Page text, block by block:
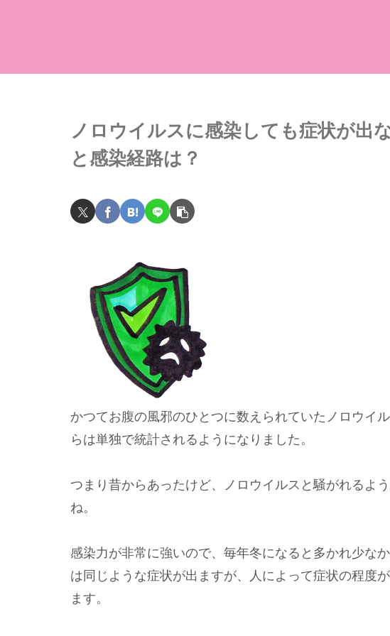
ノロウイルスに感染しても症状が出
と感染経路は？
かつてお腹の風邪のひとつに数えられていたノロウイ
らは単独で統計されるようになりました。
つまり昔からあったけど、ノロウイルスと騒がれるよ
ね。
感染力が非常に強いので、毎年冬になると多かれ少な
は同じような症状が出ますが、人によって症状の程度
ます。